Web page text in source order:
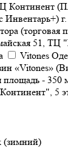
Инвентарь+)
(торговая
51, ТЦ
Vitones
«Vitones»
- 350
5
(зимний)